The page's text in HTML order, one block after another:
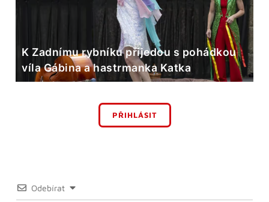
K Zadnímu rybníku přijedou s pohádkou
víla Gábina a hastrmanka Katka
PŘIHLÁSIT
Odebírat